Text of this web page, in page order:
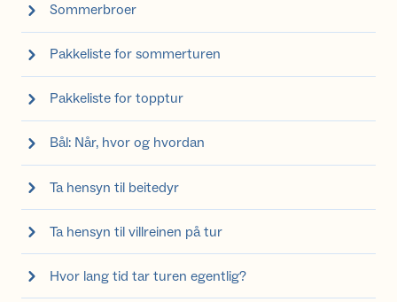
Sommerbroer
Pakkeliste for sommerturen
Pakkeliste for topptur
Bål: Når, hvor og hvordan
Ta hensyn til beitedyr
Ta hensyn til villreinen på tur
Hvor lang tid tar turen egentlig?